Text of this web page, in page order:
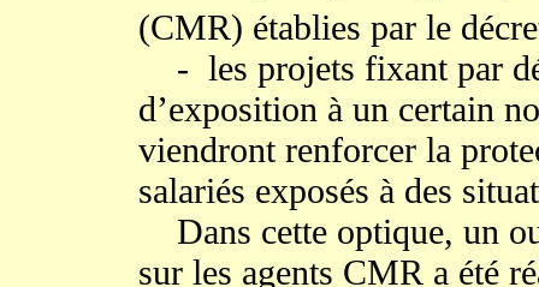
(CMR) établies par le
- les projets fixant par
d’exposition à un certain
viendront renforcer la
salariés exposés à des
Dans cette optique, un
sur les agents CMR a été